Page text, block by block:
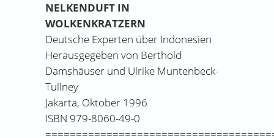
NELKENDUFT IN
WOLKENKRATZERN
Deutsche Experten über Indonesien
Herausgegeben von Berthold
Damshäuser und Ulrike Muntenbeck-
Tullney
Jakarta, Oktober 1996
ISBN 979-8060-49-0